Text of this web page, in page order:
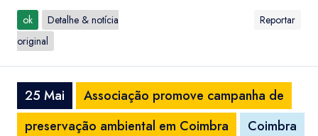
ok
Detalhe & notícia
original
Reportar
25 Mai
Associação promove campanha de
preservação ambiental em Coimbra
Coimbra